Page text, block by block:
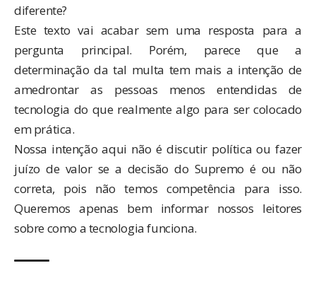
diferente?
Este texto vai acabar sem uma resposta para a
pergunta principal. Porém, parece que a
determinação da tal multa tem mais a intenção de
amedrontar as pessoas menos entendidas de
tecnologia do que realmente algo para ser colocado
em prática.
Nossa intenção aqui não é discutir política ou fazer
juízo de valor se a decisão do Supremo é ou não
correta, pois não temos competência para isso.
Queremos apenas bem informar nossos leitores
sobre como a tecnologia funciona.